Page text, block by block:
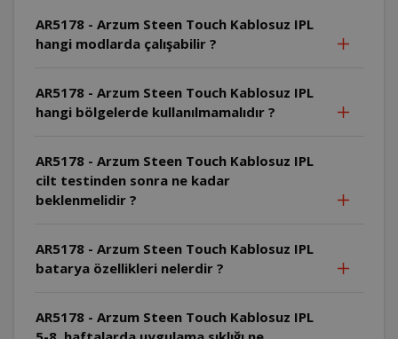
AR5178 - Arzum Steen Touch Kablosuz IPL
hangi modlarda çalışabilir ?
AR5178 - Arzum Steen Touch Kablosuz IPL
hangi bölgelerde kullanılmamalıdır ?
AR5178 - Arzum Steen Touch Kablosuz IPL
cilt testinden sonra ne kadar
beklenmelidir ?
AR5178 - Arzum Steen Touch Kablosuz IPL
batarya özellikleri nelerdir ?
AR5178 - Arzum Steen Touch Kablosuz IPL